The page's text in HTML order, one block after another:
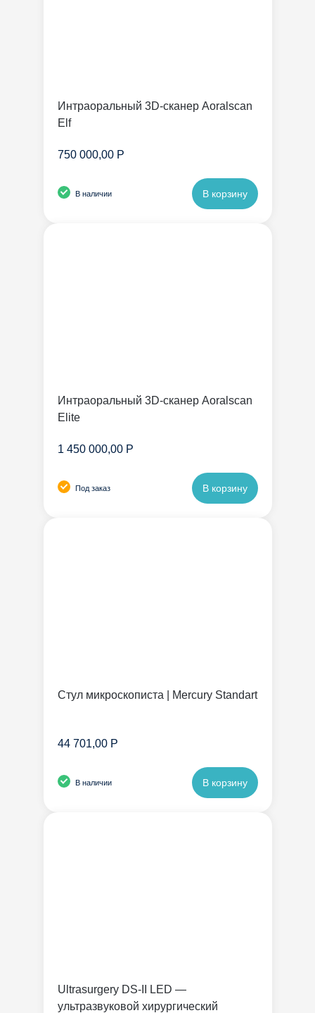
Интраоральный 3D-сканер Aoralscan
Elf
750 000,00 Р
В наличии В корзину
Интраоральный 3D-сканер Aoralscan
Elite
1 450 000,00 Р
Под заказ В корзину
Стул микроскописта | Mercury Standart
44 701,00 Р
В наличии В корзину
Ultrasurgery DS-II LED —
ультразвуковой хирургический